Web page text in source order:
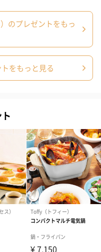
。新生活を彩るギフトオプ
のプレゼントをもっ
をもっと見る